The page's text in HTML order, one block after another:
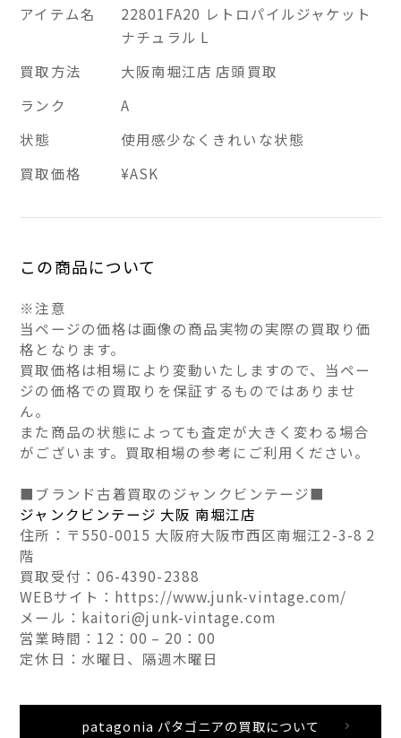
アイテム名
22801FA20 レトロパイルジャケット
ナチュラル L
買取方法
大阪南堀江店 店頭買取
ランク
A
状態
使用感少なくきれいな状態
買取価格
¥ASK
この商品について
※注意
当ページの価格は画像の商品実物の実際の買取り価
格となります。
買取価格は相場により変動いたしますので、当ペー
ジの価格での買取りを保証するものではありませ
ん。
また商品の状態によっても査定が大きく変わる場合
がございます。買取相場の参考にご利用ください。
■ブランド古着買取のジャンクビンテージ■
ジャンクビンテージ 大阪 南堀江店
住所：〒550-0015 大阪府大阪市西区南堀江2-3-8 2
階
買取受付：06-4390-2388
WEBサイト：https://www.junk-vintage.com/
メール：kaitori@junk-vintage.com
営業時間：12：00 – 20：00
定休日：水曜日、隔週木曜日
patagonia パタゴニアの買取について